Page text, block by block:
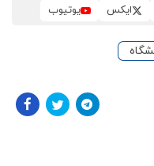
ایکس یوتیوب